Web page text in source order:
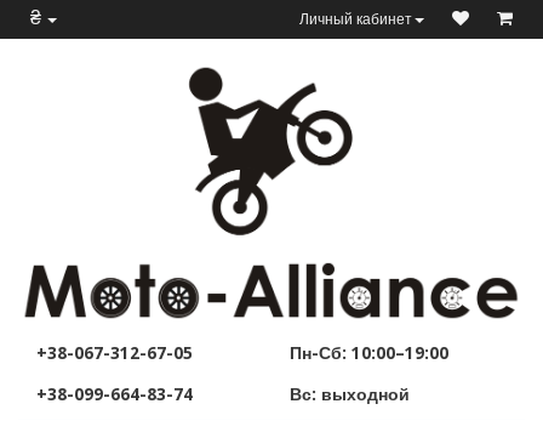
₴ Личный кабинет
+38-067-312-67-05
+38-099-664-83-74
Пн-Сб: 10:00–19:00
Вс: выходной